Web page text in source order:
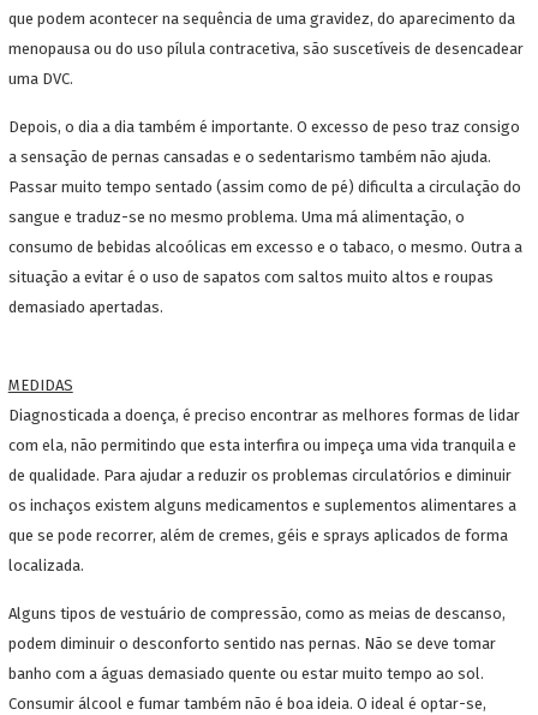
que podem acontecer na sequência de uma gravidez, do aparecimento da
menopausa ou do uso pílula contracetiva, são suscetíveis de desencadear
uma DVC.
Depois, o dia a dia também é importante. O excesso de peso traz consigo
a sensação de pernas cansadas e o sedentarismo também não ajuda.
Passar muito tempo sentado (assim como de pé) dificulta a circulação do
sangue e traduz-se no mesmo problema. Uma má alimentação, o
consumo de bebidas alcoólicas em excesso e o tabaco, o mesmo. Outra a
situação a evitar é o uso de sapatos com saltos muito altos e roupas
demasiado apertadas.
MEDIDAS
Diagnosticada a doença, é preciso encontrar as melhores formas de lidar
com ela, não permitindo que esta interfira ou impeça uma vida tranquila e
de qualidade. Para ajudar a reduzir os problemas circulatórios e diminuir
os inchaços existem alguns medicamentos e suplementos alimentares a
que se pode recorrer, além de cremes, géis e sprays aplicados de forma
localizada.
Alguns tipos de vestuário de compressão, como as meias de descanso,
podem diminuir o desconforto sentido nas pernas. Não se deve tomar
banho com a águas demasiado quente ou estar muito tempo ao sol.
Consumir álcool e fumar também não é boa ideia. O ideal é optar-se,